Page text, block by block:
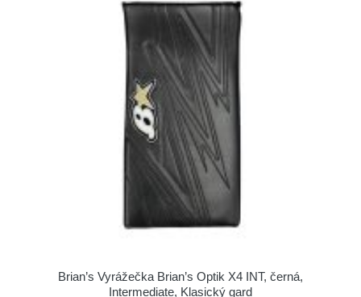
Brian’s Vyrážečka Brian’s Optik X4 INT, černá,
Intermediate, Klasický gard